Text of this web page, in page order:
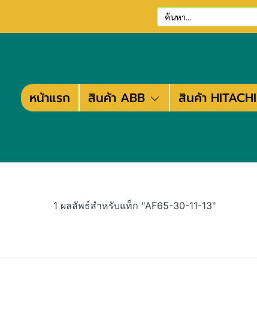
หน้าแรก สินค้า ABB สินค้า HITACHI
1 ผลลัพธ์สำหรับแท็ก "AF65-30-11-13"